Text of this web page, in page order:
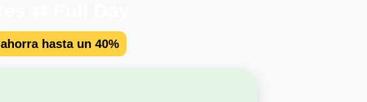
ahorra hasta un 40%